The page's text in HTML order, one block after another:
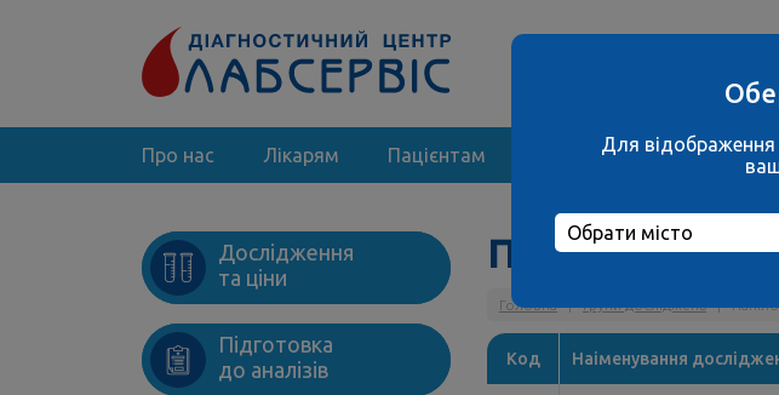
обрати місто
Про нас Лікарям Пацієнтам Контакти
Дослідження
та ціни
Підготовка
до аналізів
Головна | Групи досліджень |
Код Наіменування
Для відображення
Обрати місто